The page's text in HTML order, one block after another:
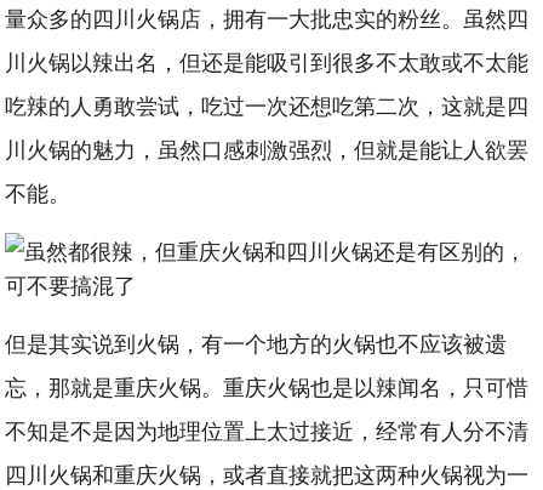
量众多的四川火锅店，拥有一大批忠实的粉丝。虽然四
川火锅以辣出名，但还是能吸引到很多不太敢或不太能
吃辣的人勇敢尝试，吃过一次还想吃第二次，这就是四
川火锅的魅力，虽然口感刺激强烈，但就是能让人欲罢
不能。
但是其实说到火锅，有一个地方的火锅也不应该被遗
忘，那就是重庆火锅。重庆火锅也是以辣闻名，只可惜
不知是不是因为地理位置上太过接近，经常有人分不清
四川火锅和重庆火锅，或者直接就把这两种火锅视为一